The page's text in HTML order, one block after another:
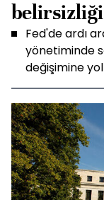
Fed'de ardı
yönetiminde
değişimine